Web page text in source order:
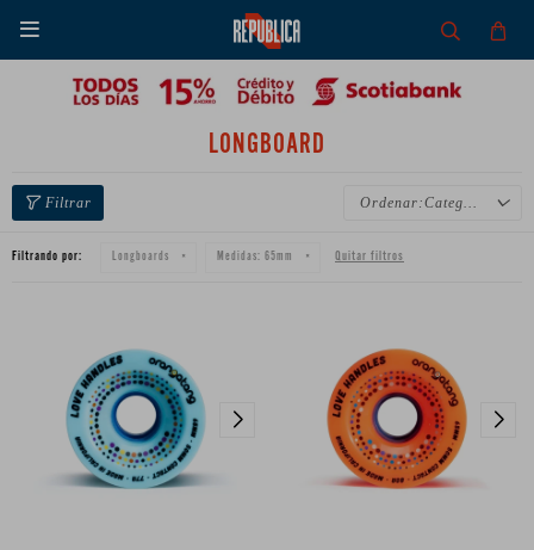

LONGBOARD
Categoría
Filtrando por: Longboards Medidas: 65mm Quitar filtros